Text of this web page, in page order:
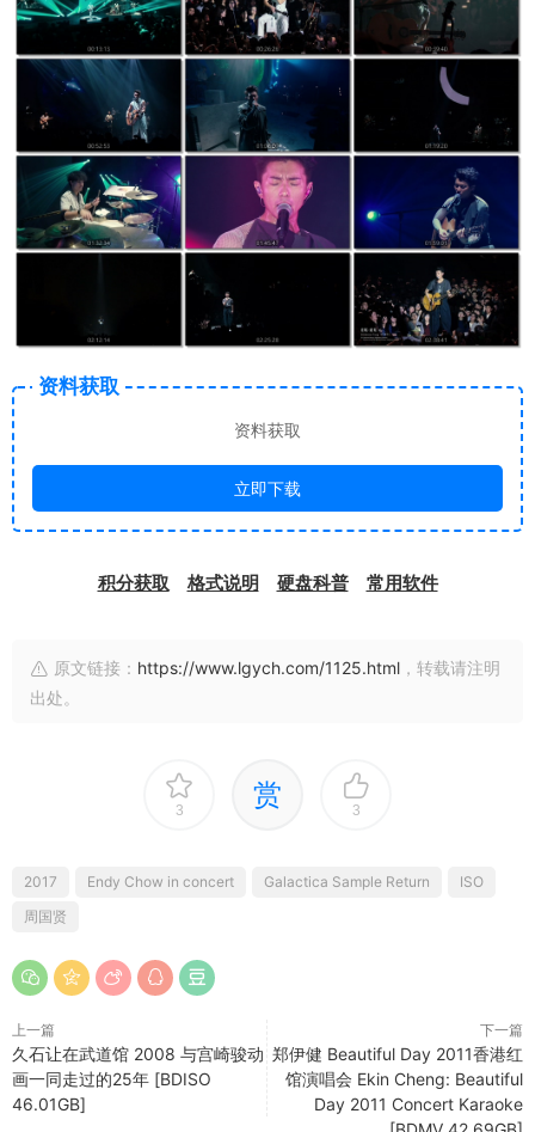
资料获取
资料获取
立即下载
积分获取 格式说明 硬盘科普 常用软件
原文链接： https://www.lgych.com/1125.html ，转载请注明
出处。
3 赏 3
2017 Endy Chow in concert Galactica Sample Return
ISO
周国贤
上一篇
久石让在武道馆 2008 与宫崎骏动
画一同走过的25年 [BDISO
46.01GB]
下一篇
郑伊健 Beautiful Day 2011香港红
馆演唱会 Ekin Cheng: Beautiful
Day 2011 Concert Karaoke